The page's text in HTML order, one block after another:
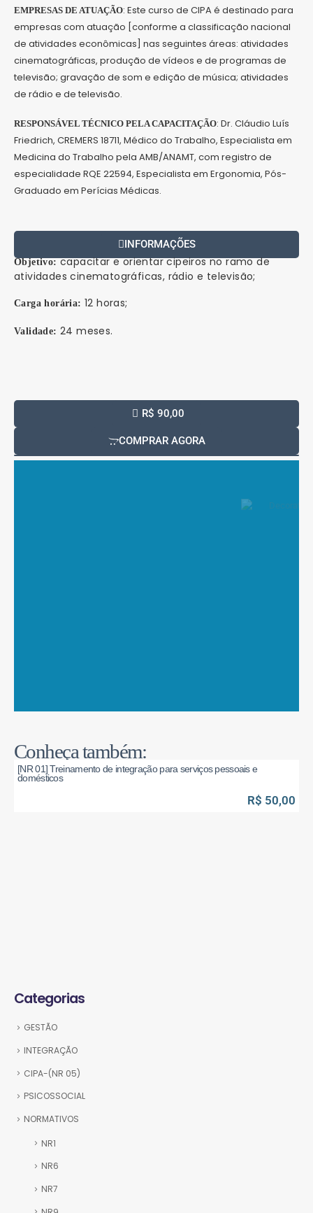
EMPRESAS DE ATUAÇÃO: Este curso de CIPA é destinado para
empresas com atuação [conforme a classificação nacional
de atividades econômicas] nas seguintes áreas: atividades
cinematográficas, produção de vídeos e de programas de
televisão; gravação de som e edição de música; atividades
de rádio e de televisão.
RESPONSÁVEL TÉCNICO PELA CAPACITAÇÃO: Dr. Cláudio Luís
Friedrich, CREMERS 18711, Médico do Trabalho, Especialista em
Medicina do Trabalho pela AMB/ANAMT, com registro de
especialidade RQE 22594, Especialista em Ergonomia, Pós-
Graduado em Perícias Médicas.
INFORMAÇÕES
Objetivo: capacitar e orientar cipeiros no ramo de
atividades cinematográficas, rádio e televisão;
Carga horária: 12 horas;
Validade: 24 meses.
R$ 90,00
COMPRAR AGORA
Conheça também:
[NR 01] Treinamento de integração para serviços pessoais e
domésticos
R$ 50,00
Categorias
GESTÃO
INTEGRAÇÃO
CIPA-(NR 05)
PSICOSSOCIAL
NORMATIVOS
NR1
NR6
NR7
GTPS Cursos © 2024. Todos os direitos reservados.